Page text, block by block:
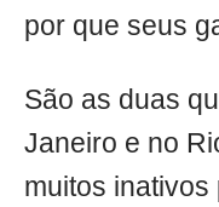
por que seus
São as duas
Janeiro e no
muitos